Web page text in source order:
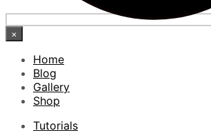
×
Home
Blog
Gallery
Shop
Tutorials